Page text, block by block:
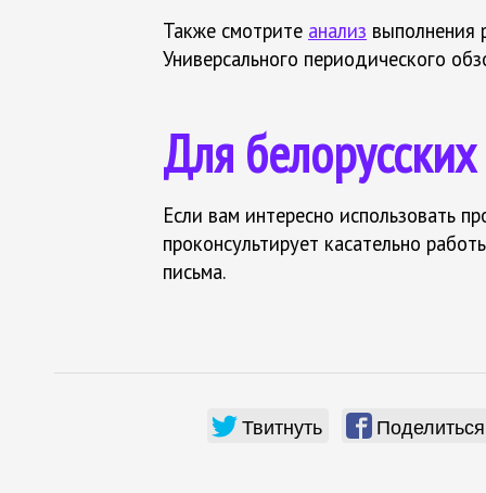
Также смотрите анализ выполнения
Универсального периодического
Для
Если вам интересно использовать
проконсультирует касательно
письма.
Твитнуть Поделиться